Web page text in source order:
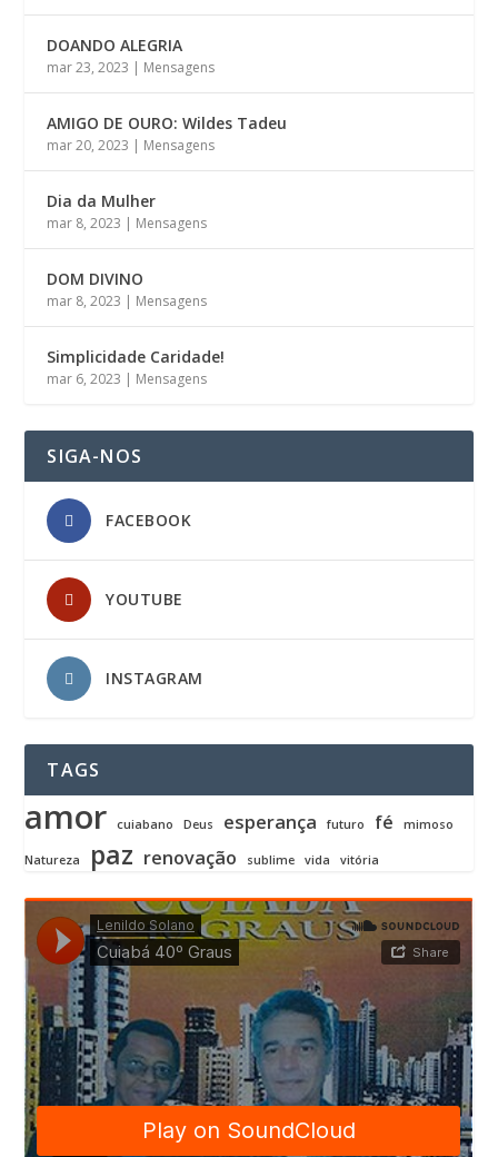
DOANDO ALEGRIA
mar 23, 2023 | Mensagens
AMIGO DE OURO: Wildes Tadeu
mar 20, 2023 | Mensagens
Dia da Mulher
mar 8, 2023 | Mensagens
DOM DIVINO
mar 8, 2023 | Mensagens
Simplicidade Caridade!
mar 6, 2023 | Mensagens
SIGA-NOS
FACEBOOK
YOUTUBE
INSTAGRAM
TAGS
amor cuiabano Deus esperança futuro fé mimoso
Natureza paz renovação sublime vida vitória